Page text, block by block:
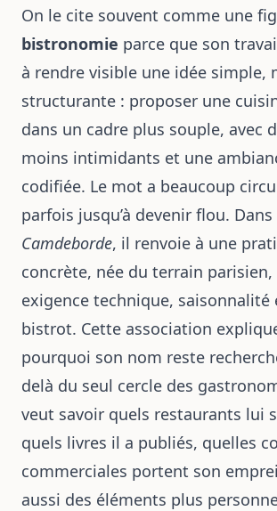
On le cite souvent comme une
bistronomie parce que son
à rendre visible une idée simple,
structurante : proposer une
dans un cadre plus souple, avec
moins intimidants et une
codifiée. Le mot a beaucoup
parfois jusqu’à devenir flou.
Camdeborde, il renvoie à une
concrète, née du terrain
exigence technique, saisonnalité
bistrot. Cette association
pourquoi son nom reste
delà du seul cercle des
veut savoir quels restaurants lui
quels livres il a publiés, quelles
commerciales portent son
aussi des éléments plus